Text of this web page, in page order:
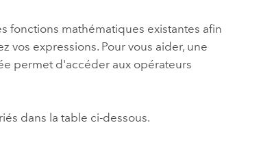
fonctions mathématiques existantes afin
vos expressions. Pour vous aider, une
permet d'accéder aux opérateurs
dans la table ci-dessous.